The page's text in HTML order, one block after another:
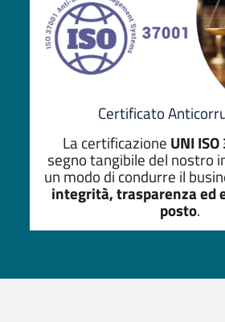
Certificato
La certificazione UNI
segno tangibile del nostro
un modo di condurre il
integrità, trasparenza ed
posto.